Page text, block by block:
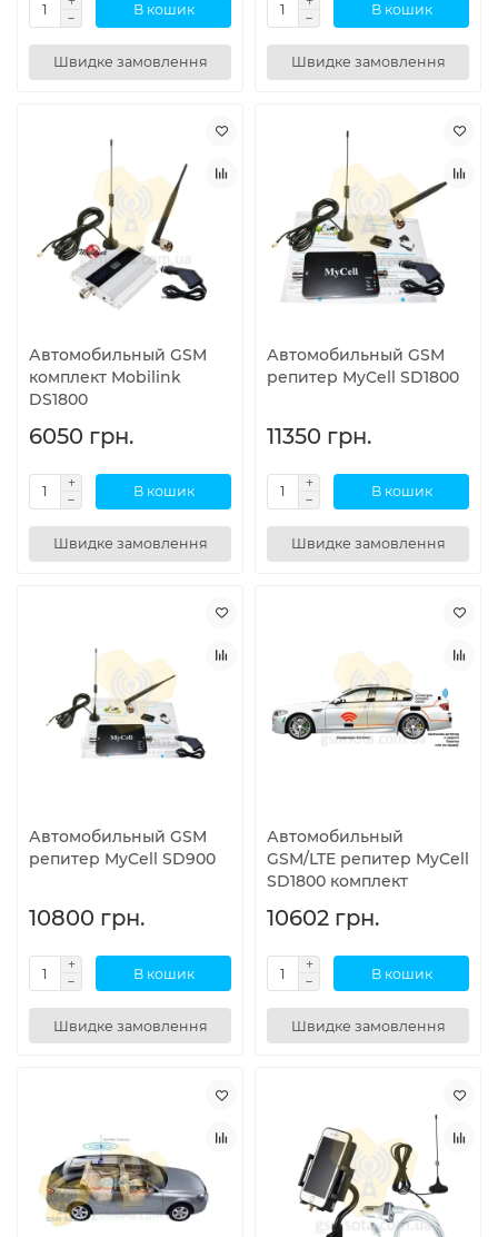
В кошик
Швидке замовлення
В кошик
Швидке замовлення
Автомобильный GSM
комплект Mobilink
DS1800
6050 грн.
В кошик
Швидке замовлення
Автомобильный GSM
репитер MyCell SD1800
11350 грн.
В кошик
Швидке замовлення
Автомобильный GSM
репитер MyCell SD900
10800 грн.
В кошик
Швидке замовлення
Автомобильный
GSM/LTE репитер MyCell
SD1800 комплект
10602 грн.
В кошик
Швидке замовлення